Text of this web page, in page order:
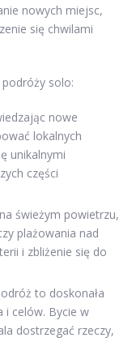
nowych miejsc,
się chwilami
solo:
nowe
lokalnych
unikalnymi
części
świeżym powietrzu,
plażowania nad
i zbliżenie się do
to doskonała
i celów. Bycie w
dostrzegać rzeczy,